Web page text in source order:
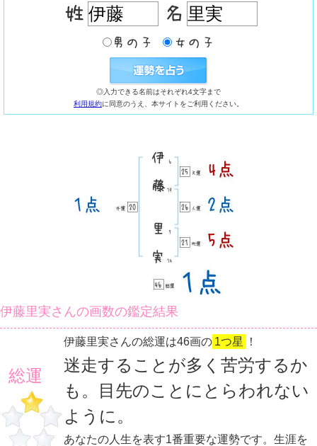
◎入力できる名前はそれぞれ4文字まで
利用規約に同意のうえ、本サイトをご利用ください。
伊藤里実さんの画数の鑑定結果
総運
伊藤里実さんの総運は46画の 1つ星 ！
迷走することが多く苦労するか
も。目先のことにとらわれない
ように。
あなたの人生を表す1番重要な運勢です。生涯を